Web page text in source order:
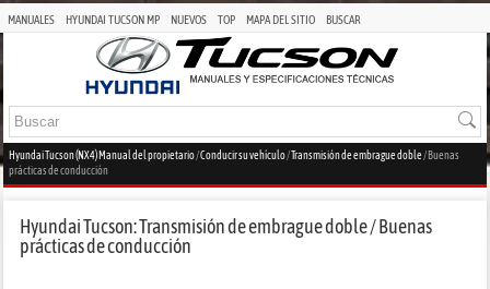
MANUALES HYUNDAI TUCSON MP NUEVOS TOP MAPA DEL SITIO BUSCAR
Hyundai Tucson (NX4) Manual del propietario/Conducir su vehículo/Transmisión de embrague doble/ Buenas
prácticas de conducción
Hyundai Tucson: Transmisión de embrague doble / Buenas
prácticas de conducción